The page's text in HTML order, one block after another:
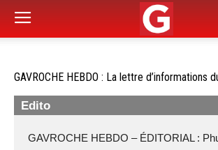
GAVROCHE HEBDO : La lettre d’informations
Edito
GAVROCHE HEBDO – ÉDITORIAL :